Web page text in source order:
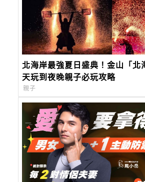
北海岸最強夏日盛典！金山「北
天玩到夜晚親子必玩攻略
親子